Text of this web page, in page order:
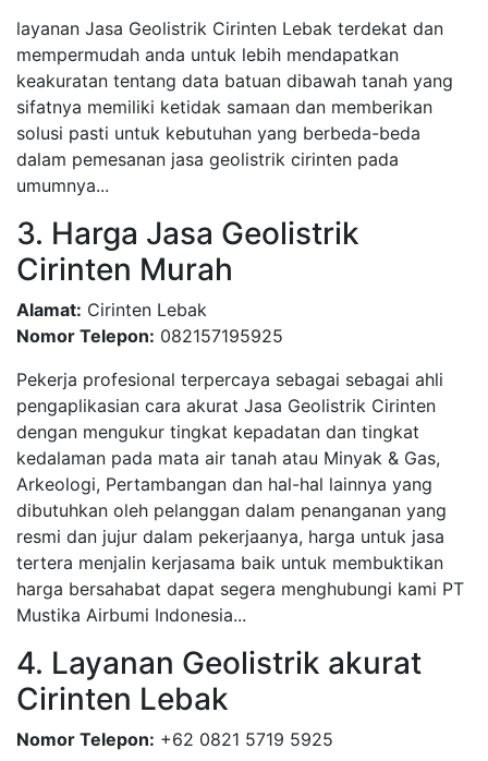
layanan Jasa Geolistrik Cirinten Lebak terdekat dan
mempermudah anda untuk lebih mendapatkan
keakuratan tentang data batuan dibawah tanah yang
sifatnya memiliki ketidak samaan dan memberikan
solusi pasti untuk kebutuhan yang berbeda-beda
dalam pemesanan jasa geolistrik cirinten pada
umumnya...
3. Harga Jasa Geolistrik
Cirinten Murah
Alamat: Cirinten Lebak
Nomor Telepon: 082157195925
Pekerja profesional terpercaya sebagai sebagai ahli
pengaplikasian cara akurat Jasa Geolistrik Cirinten
dengan mengukur tingkat kepadatan dan tingkat
kedalaman pada mata air tanah atau Minyak & Gas,
Arkeologi, Pertambangan dan hal-hal lainnya yang
dibutuhkan oleh pelanggan dalam penanganan yang
resmi dan jujur dalam pekerjaanya, harga untuk jasa
tertera menjalin kerjasama baik untuk membuktikan
harga bersahabat dapat segera menghubungi kami PT
Mustika Airbumi Indonesia...
4. Layanan Geolistrik akurat
Cirinten Lebak
Nomor Telepon: +62 0821 5719 5925